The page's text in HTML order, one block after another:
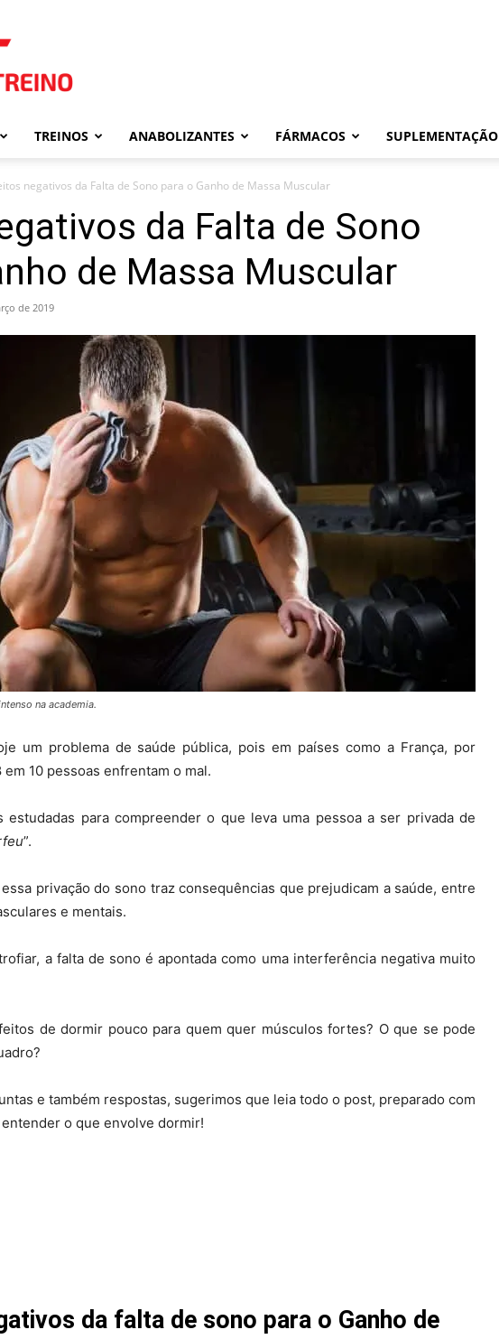
de
Treino
TREINOS ANABOLIZANTES FÁRMACOS SUPLEMENTAÇÃO
negativos da Falta de Sono para o Ganho de Massa Muscular
da Falta de Sono
de Massa Muscular
de 2019
na academia.
um problema de saúde pública, pois em países como a França, por
10 pessoas enfrentam o mal.
estudadas para compreender o que leva uma pessoa a ser privada de
”.
privação do sono traz consequências que prejudicam a saúde, entre
e mentais.
a falta de sono é apontada como uma interferência negativa muito
de dormir pouco para quem quer músculos fortes? O que se pode
e também respostas, sugerimos que leia todo o post, preparado com
o que envolve dormir!
da falta de sono para o Ganho de